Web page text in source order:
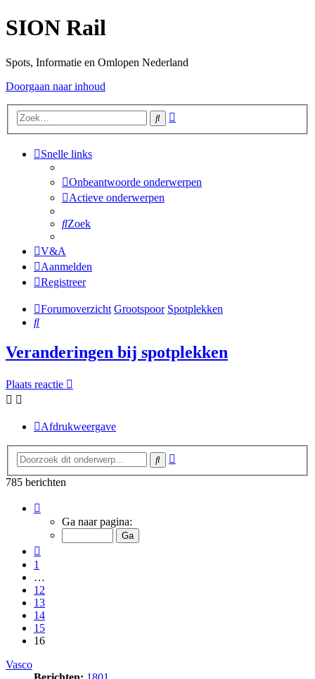
SION Rail
Spots, Informatie en Omlopen Nederland
Doorgaan naar inhoud
Zoek
Snelle links
Onbeantwoorde onderwerpen
Actieve onderwerpen
Zoek
V&A
Aanmelden
Registreer
Forumoverzicht Grootspoor Spotplekken
Zoek
Veranderingen bij spotplekken
Plaats reactie
Afdrukweergave
Zoek
785 berichten
16
van
Ga naar pagina:
1
…
12
13
14
15
16
Vasco